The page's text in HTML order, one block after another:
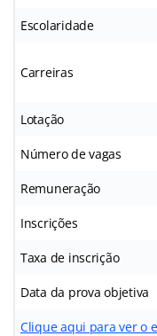
Escolaridade
Carreiras
Lotação
Número de vagas
Remuneração
Inscrições
Taxa de inscrição
Data da prova objetiva
Clique aqui para ver o